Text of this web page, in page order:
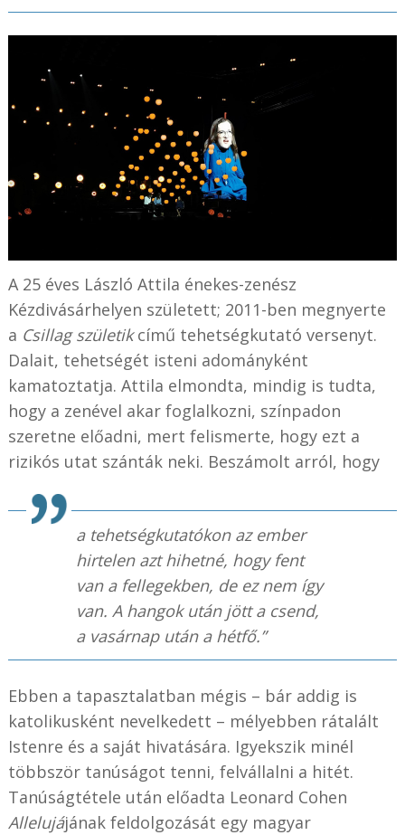
A 25 éves László Attila énekes-zenész
Kézdivásárhelyen született; 2011-ben megnyerte
a Csillag születikcímű tehetségkutató versenyt.
Dalait, tehetségét isteni adományként
kamatoztatja. Attila elmondta, mindig is tudta,
hogy a zenével akar foglalkozni, színpadon
szeretne előadni, mert felismerte, hogy ezt a
rizikós utat szánták neki. Beszámolt arról, hogy
a tehetségkutatókon az ember
hirtelen azt hihetné, hogy fent
van a fellegekben, de ez nem így
van. A hangok után jött a csend,
a vasárnap után a hétfő.”
Ebben a tapasztalatban mégis – bár addig is
katolikusként nevelkedett – mélyebben rátalált
Istenre és a saját hivatására. Igyekszik minél
többször tanúságot tenni, felvállalni a hitét.
Tanúságtétele után előadta Leonard Cohen
Allelujájának feldolgozását egy magyar